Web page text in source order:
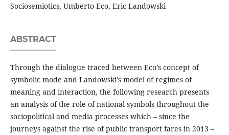
Sociosemiotics, Umberto Eco, Eric Landowski
ABSTRACT
Through the dialogue traced between Eco’s concept of
symbolic mode and Landowski’s model of regimes of
meaning and interaction, the following research presents
an analysis of the role of national symbols throughout the
sociopolitical and media processes which – since the
journeys against the rise of public transport fares in 2013 –